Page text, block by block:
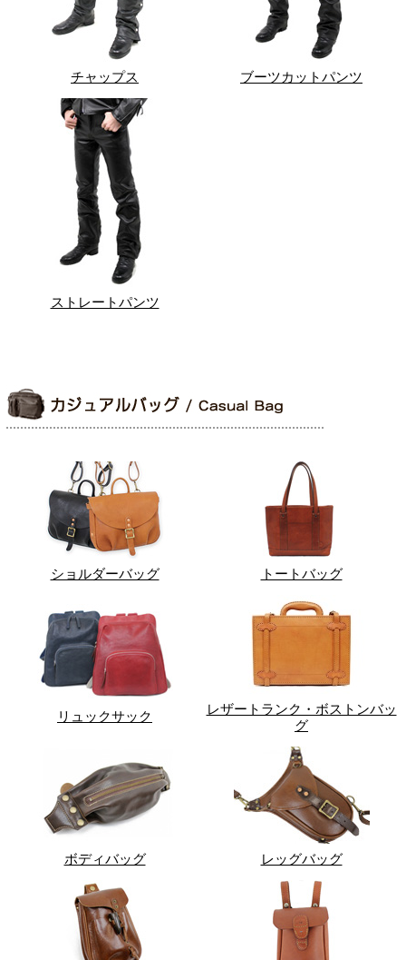
チャップス ブーツカットパンツ
ストレートパンツ
ショルダーバッグ トートバッグ
リュックサック
レザートランク・ボストンバッ
グ
ボディバッグ レッグバッグ